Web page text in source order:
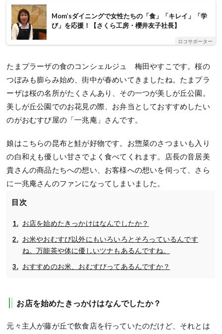
Mom’sダイニングで女性たちの「食」「キレイ」「学
び」を応援！【さくら工房・櫻井友子社長】
ロコサポーター
たまプラーザの食のコンシェルジュ 梅田やすこです。桜の
つぼみも膨らみ始め、街中が春めいてきましたね。たまプラ
ーザは桜の名所がたくさんあり、その一つが美しが丘公園。
美しが丘公園でのお花見の際、お弁当としておすすめしたい
のがおむすび屋の「一兆庵」さんです。
娘はこちらの昆布と鮭が好物です。お惣菜のさつまいも入り
の白和えも優しい甘さでよく食べてくれます。店長の音居美
貴さんの商品たちへの想い、お客様への想いを伺って、さら
に一兆庵さんのファンになってしまいました。
目次
お店を始めたきっかけはなんでしたか？
お米やおむすび以外にもいろいろとそろっているんです
ね。万能茶や体に優しいツナもあるんですね。
おすすめのお米、おむすびってあるんですか？
お店を始めたきっかけはなんでしたか？
元々主人が藤が丘で飲食店を行っていたのだけど、それとは